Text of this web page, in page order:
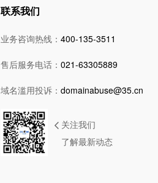
联系我们
业务咨询热线：400-135-3511
售后服务电话：021-63305889
域名滥用投诉：domainabuse@35.cn
关注我们
了解最新动态